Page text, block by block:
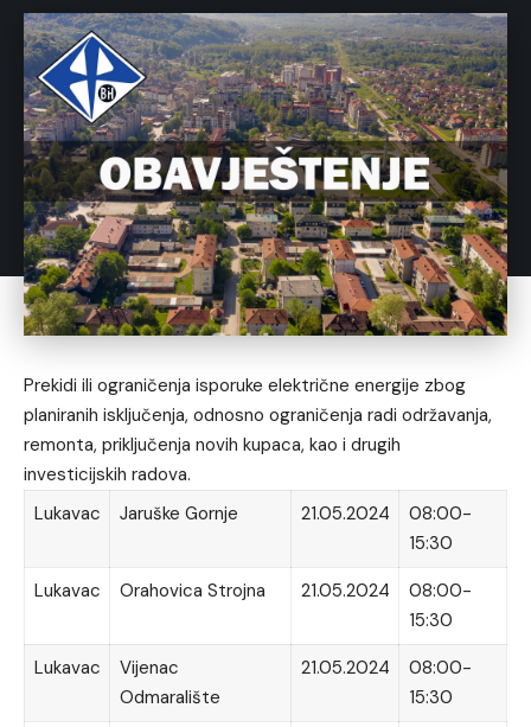
Prekidi ili ograničenja isporuke električne energije zbog
planiranih isključenja, odnosno ograničenja radi održavanja,
remonta, priključenja novih kupaca, kao i drugih
investicijskih radova.
Lukavac
Jaruške Gornje 21.05.2024
08:00-
15:30
Lukavac
Orahovica Strojna 21.05.2024
08:00-
15:30
Lukavac
Vijenac
Odmaralište
21.05.2024
08:00-
15:30